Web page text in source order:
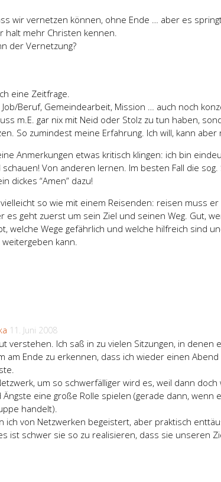
wir vernetzen können, ohne Ende … aber es
halt mehr Christen kennen.
der Vernetzung?
eine Zeitfrage.
Job/Beruf, Gemeindearbeit, Mission … auch noch
m.E. gar nix mit Neid oder Stolz zu tun haben,
So zumindest meine Erfahrung. Ich will, kann
Anmerkungen etwas kritisch klingen: ich bin
schauen! Von anderen lernen. Im besten Fall die
dickes “Amen” dazu!
so wie mit einem Reisenden: reisen muss er
es geht zuerst um sein Ziel und seinen Weg. Gut,
welche Wege gefährlich und welche hilfreich sind
kann.
11. Juni 2008
verstehen. Ich saß in zu vielen Sitzungen, in denen
am Ende zu erkennen, dass ich wieder einen Abend
um so schwerfälliger wird es, weil dann
Ängste eine große Rolle spielen (gerade dann, wenn
handelt).
ich von Netzwerken begeistert, aber praktisch
ist schwer sie so zu realisieren, dass sie unseren